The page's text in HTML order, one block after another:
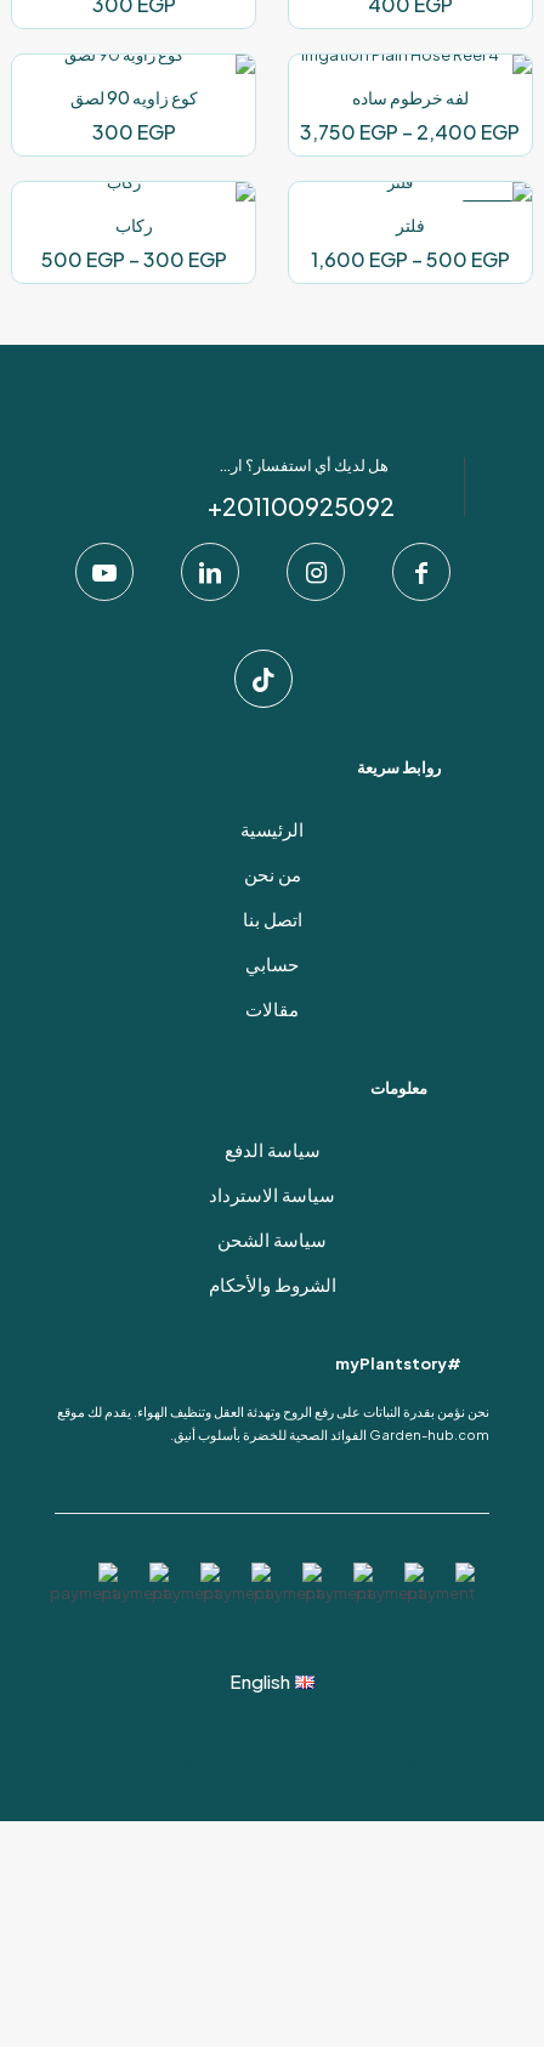
⁦560 EGP⁩
لفه خرطوم ساده
2,400 EGP
–
3,750 EGP
نطاق
السعر:
من
⁦3,750 EGP⁩
كوع زاويه 90 لصق
300 EGP
فلتر
500 EGP
–
1,600 EGP
نطاق
السعر:
⁦500 EGP⁩
ركاب
300 EGP
–
500 EGP
نطاق
هل لديك أي استفسار؟ ارسل لنا عبر واتساب!
201100925092+
روابط سريعة
الرئيسية
من نحن
اتصل بنا
حسابي
مقالات
معلومات
سياسة الدفع
سياسة الاسترداد
سياسة الشحن
الشروط والأحكام
#myPlantstory
نحن نؤمن بقدرة النباتات على رفع الروح وتهدئة العقل وتنظيف الهواء. يقدم لك موقع
Garden-hub.com الفوائد الصحية للخضرة بأسلوب أنيق.
English